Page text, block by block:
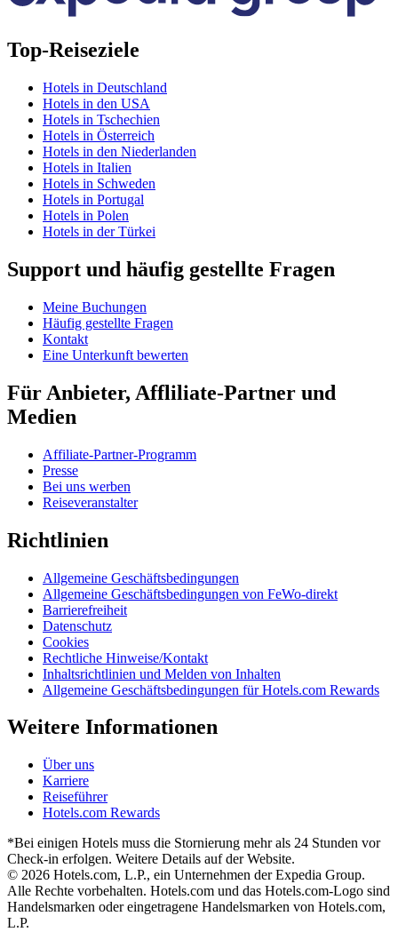
Top-Reiseziele
Hotels in Deutschland
Hotels in den USA
Hotels in Tschechien
Hotels in Österreich
Hotels in den Niederlanden
Hotels in Italien
Hotels in Schweden
Hotels in Portugal
Hotels in Polen
Hotels in der Türkei
Support und häufig gestellte Fragen
Meine Buchungen
Häufig gestellte Fragen
Kontakt
Eine Unterkunft bewerten
Für Anbieter, Affliliate-Partner und
Medien
Affiliate-Partner-Programm
Presse
Bei uns werben
Reiseveranstalter
Richtlinien
Allgemeine Geschäftsbedingungen
Allgemeine Geschäftsbedingungen von FeWo-direkt
Barrierefreiheit
Datenschutz
Cookies
Rechtliche Hinweise/Kontakt
Inhaltsrichtlinien und Melden von Inhalten
Allgemeine Geschäftsbedingungen für Hotels.com Rewards
Weitere Informationen
Über uns
Karriere
Reiseführer
Hotels.com Rewards
*Bei einigen Hotels muss die Stornierung mehr als 24 Stunden vor
Check-in erfolgen. Weitere Details auf der Website.
© 2026 Hotels.com, L.P., ein Unternehmen der Expedia Group.
Alle Rechte vorbehalten. Hotels.com und das Hotels.com-Logo sind
Handelsmarken oder eingetragene Handelsmarken von Hotels.com,
L.P.